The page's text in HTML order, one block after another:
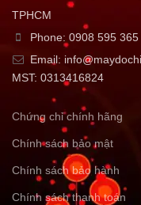
TPHCM
Phone: 0908 595
Email:
MST: 0313416824
Chứng chỉ chính hãng
Chính sách bảo mật
Chính sách bảo hành
Chính sách thanh toán